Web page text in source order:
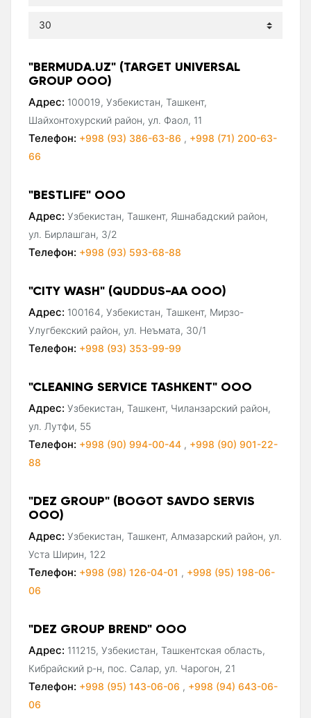
"BERMUDA.UZ" (TARGET UNIVERSAL
GROUP ООО)
Адрес: 100019, Узбекистан, Ташкент,
Шайхонтохурский район, ул. Фаол, 11
Телефон: +998 (93) 386-63-86 , +998 (71) 200-63-
66
"BESTLIFE" ООО
Адрес: Узбекистан, Ташкент, Яшнабадский район,
ул. Бирлашган, 3/2
Телефон: +998 (93) 593-68-88
"CITY WASH" (QUDDUS-AA ООО)
Адрес: 100164, Узбекистан, Ташкент, Мирзо-
Улугбекский район, ул. Неъмата, 30/1
Телефон: +998 (93) 353-99-99
"CLEANING SERVICE TASHKENT" ООО
Адрес: Узбекистан, Ташкент, Чиланзарский район,
ул. Лутфи, 55
Телефон: +998 (90) 994-00-44 , +998 (90) 901-22-
88
"DEZ GROUP" (BOGOT SAVDO SERVIS
ООО)
Адрес: Узбекистан, Ташкент, Алмазарский район, ул.
Уста Ширин, 122
Телефон: +998 (98) 126-04-01 , +998 (95) 198-06-
06
"DEZ GROUP BREND" ООО
Адрес: 111215, Узбекистан, Ташкентская область,
Кибрайский р-н, пос. Салар, ул. Чарогон, 21
Телефон: +998 (95) 143-06-06 , +998 (94) 643-06-
06